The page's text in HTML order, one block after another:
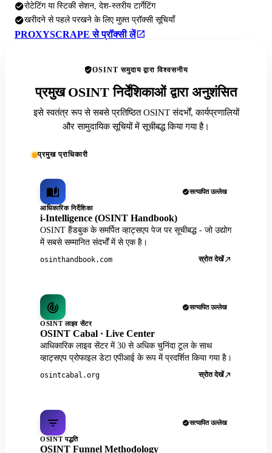
रोटेटिंग या स्टिकी सेशन, देश-स्तरीय टार्गेटिंग
खरीदने से पहले परखने के लिए मुफ़्त प्रॉक्सी सूचियाँ
PROXYSCRAPE से प्रॉक्सी लें
OSINT समुदाय द्वारा विश्वसनीय
प्रमुख OSINT निर्देशिकाओं द्वारा अनुशंसित
इसे स्वतंत्र रूप से सबसे प्रतिष्ठित OSINT संदर्भों, कार्यप्रणालियों
और सामुदायिक सूचियों में सूचीबद्ध किया गया है।
प्रमुख प्राधिकारी
सत्यापित उल्लेख
आधिकारिक निर्देशिका
i-Intelligence (OSINT Handbook)
OSINT हैंडबुक के समर्पित व्हाट्सएप पेज पर सूचीबद्ध - जो उद्योग
में सबसे सम्मानित संदर्भों में से एक है।
osinthandbook.com स्रोत देखें
सत्यापित उल्लेख
OSINT लाइव सेंटर
OSINT Cabal · Live Center
आधिकारिक लाइव सेंटर में 30 से अधिक चुनिंदा टूल के साथ
व्हाट्सएप प्रोफाइल डेटा एपीआई के रूप में प्रदर्शित किया गया है।
osintcabal.org स्रोत देखें
सत्यापित उल्लेख
OSINT पद्धति
OSINT Funnel Methodology